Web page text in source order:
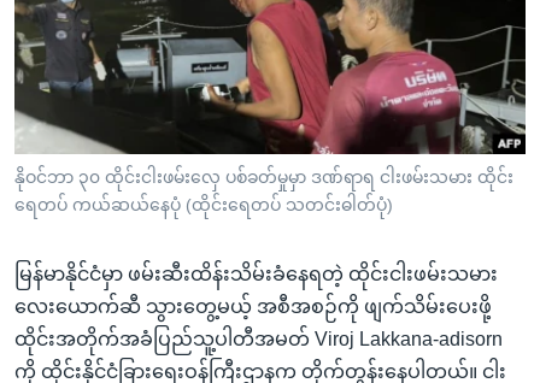
စာမျက်နှာ
သို့
ကျော်
ကြည့်
ရန်
ရှာဖွေ
သို့
ကျော်
ရန်
ဘာသာစကားများ
နိုဝင်ဘာ ၃၀ ထိုင်းငါးဖမ်းလှေ ပစ်ခတ်မှုမှာ ဒဏ်ရာရ ငါးဖမ်းသမား ထိုင်း
ရေတပ် ကယ်ဆယ်နေပုံ (ထိုင်းရေတပ် သတင်းဓါတ်ပုံ)
မြန်မာနိုင်ငံမှာ ဖမ်းဆီးထိန်းသိမ်းခံနေရတဲ့ ထိုင်းငါးဖမ်းသမား
လေးယောက်ဆီ သွားတွေ့မယ့် အစီအစဉ်ကို ဖျက်သိမ်းပေးဖို့
ထိုင်းအတိုက်အခံပြည်သူ့ပါတီအမတ် Viroj Lakkana-adisorn
ကို ထိုင်းနိုင်ငံခြားရေးဝန်ကြီးဌာနက တိုက်တွန်းနေပါတယ်။ ငါး